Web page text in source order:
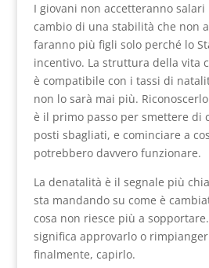
I giovani non accetteranno
cambio di una stabilità che non
faranno più figli solo perché lo
incentivo. La struttura della vita
è compatibile con i tassi di
non lo sarà mai più.
è il primo passo per smettere di
posti sbagliati, e cominciare a
potrebbero davvero funzionare.
La denatalità è il segnale più
sta mandando su come è
cosa non riesce più a
significa approvarlo o
finalmente, capirlo.